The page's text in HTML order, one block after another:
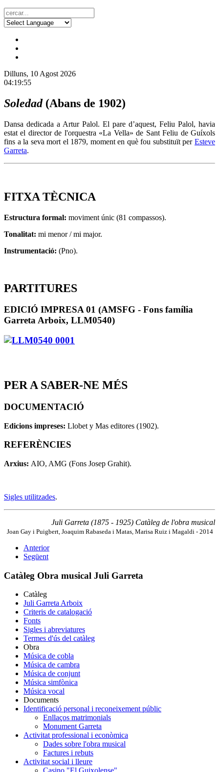
Dilluns, 10 Agost 2026
04:19:55
Soledad (Abans de 1902)
Dansa dedicada a Artur Palol. El pare d’aquest, Feliu Palol, havia
estat el director de l'orquestra «La Vella» de Sant Feliu de Guíxols
fins a la seva mort el 1879, moment en què fou substituït per Esteve
Garreta.
FITXA TÈCNICA
Estructura formal: moviment únic (81 compassos).
Tonalitat: mi menor / mi major.
Instrumentació: (Pno).
PARTITURES
EDICIÓ IMPRESA 01 (AMSFG - Fons família
Garreta Arboix, LLM0540)
PER A SABER-NE MÉS
DOCUMENTACIÓ
Edicions impreses: Llobet y Mas editores (1902).
REFERÈNCIES
Arxius: AIO, AMG (Fons Josep Grahit).
Sigles utilitzades.
Juli Garreta (1875 - 1925) Catàleg de l'obra musical
Joan Gay i Puigbert, Joaquim Rabaseda i Matas, Marisa Ruiz i Magaldi - 2014
Anterior
Següent
Catàleg Obra musical Juli Garreta
Catàleg
Juli Garreta Arboix
Criteris de catalogació
Fonts
Sigles i abreviatures
Termes d'ús del catàleg
Obra
Música de cobla
Música de cambra
Música de conjunt
Música simfònica
Música vocal
Documents
Identificació personal i reconeixement públic
Enllaços matrimonials
Monument Garreta
Activitat professional i econòmica
Dades sobre l'obra musical
Factures i rebuts
Activitat social i lleure